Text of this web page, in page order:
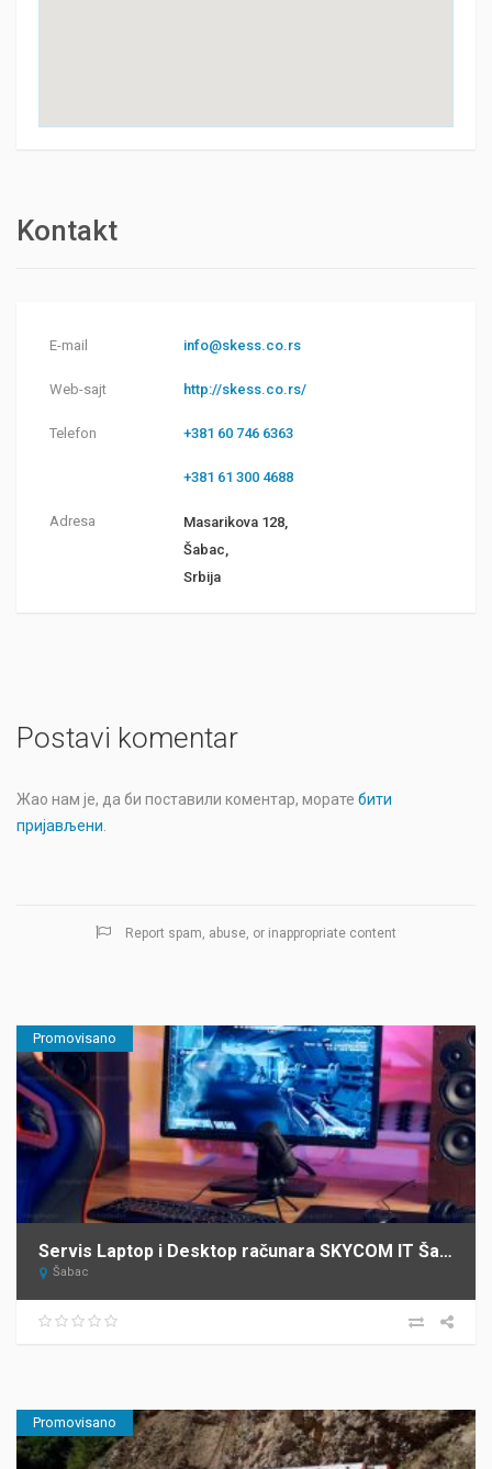
Kontakt
E-mail info@skess.co.rs
Web-sajt http://skess.co.rs/
Telefon +381 60 746 6363
+381 61 300 4688
Adresa
Masarikova 128,
Šabac,
Srbija
Postavi komentar
Жао нам је, да би поставили коментар, морате бити
пријављени.
Report spam, abuse, or inappropriate content
Promovisano
Servis Laptop i Desktop računara SKYCOM IT Šabac
Šabac
Promovisano